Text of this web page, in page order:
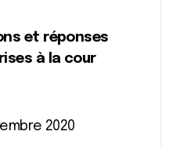
et réponses
à la cour
2020